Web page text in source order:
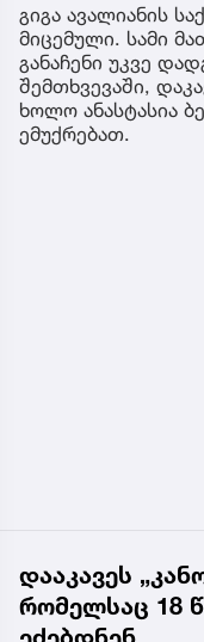
გიგა ავალიანის
მიცემული. სამი
განაჩენი უკვე
შემთხვევაში,
ხოლო ანასტასია
ემუქრებათ.
დააკავეს
რომელსაც 18